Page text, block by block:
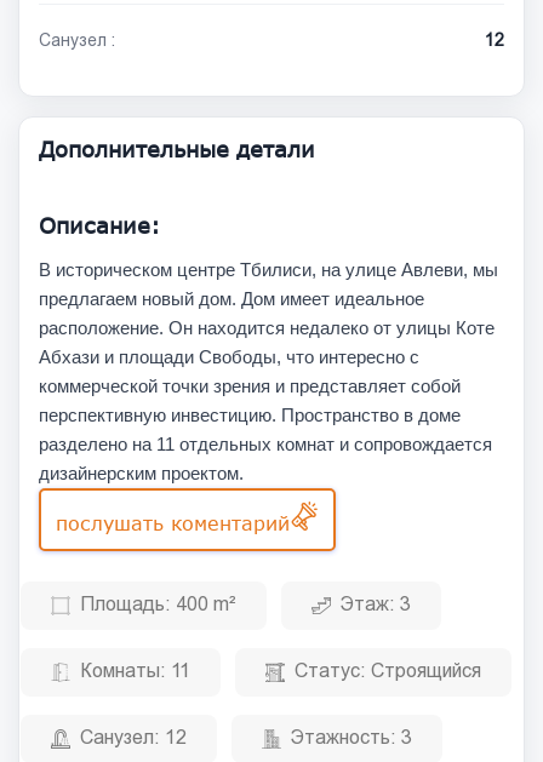
Санузел : 12
Дополнительные детали
Описание:
В историческом центре Тбилиси, на улице Авлеви, мы
предлагаем новый дом. Дом имеет идеальное
расположение. Он находится недалеко от улицы Коте
Абхази и площади Свободы, что интересно с
коммерческой точки зрения и представляет собой
перспективную инвестицию. Пространство в доме
разделено на 11 отдельных комнат и сопровождается
дизайнерским проектом.
послушать коментарий
Площадь: 400 m² Этаж: 3
Комнаты: 11 Статус: Строящийся
Санузел: 12 Этажность: 3